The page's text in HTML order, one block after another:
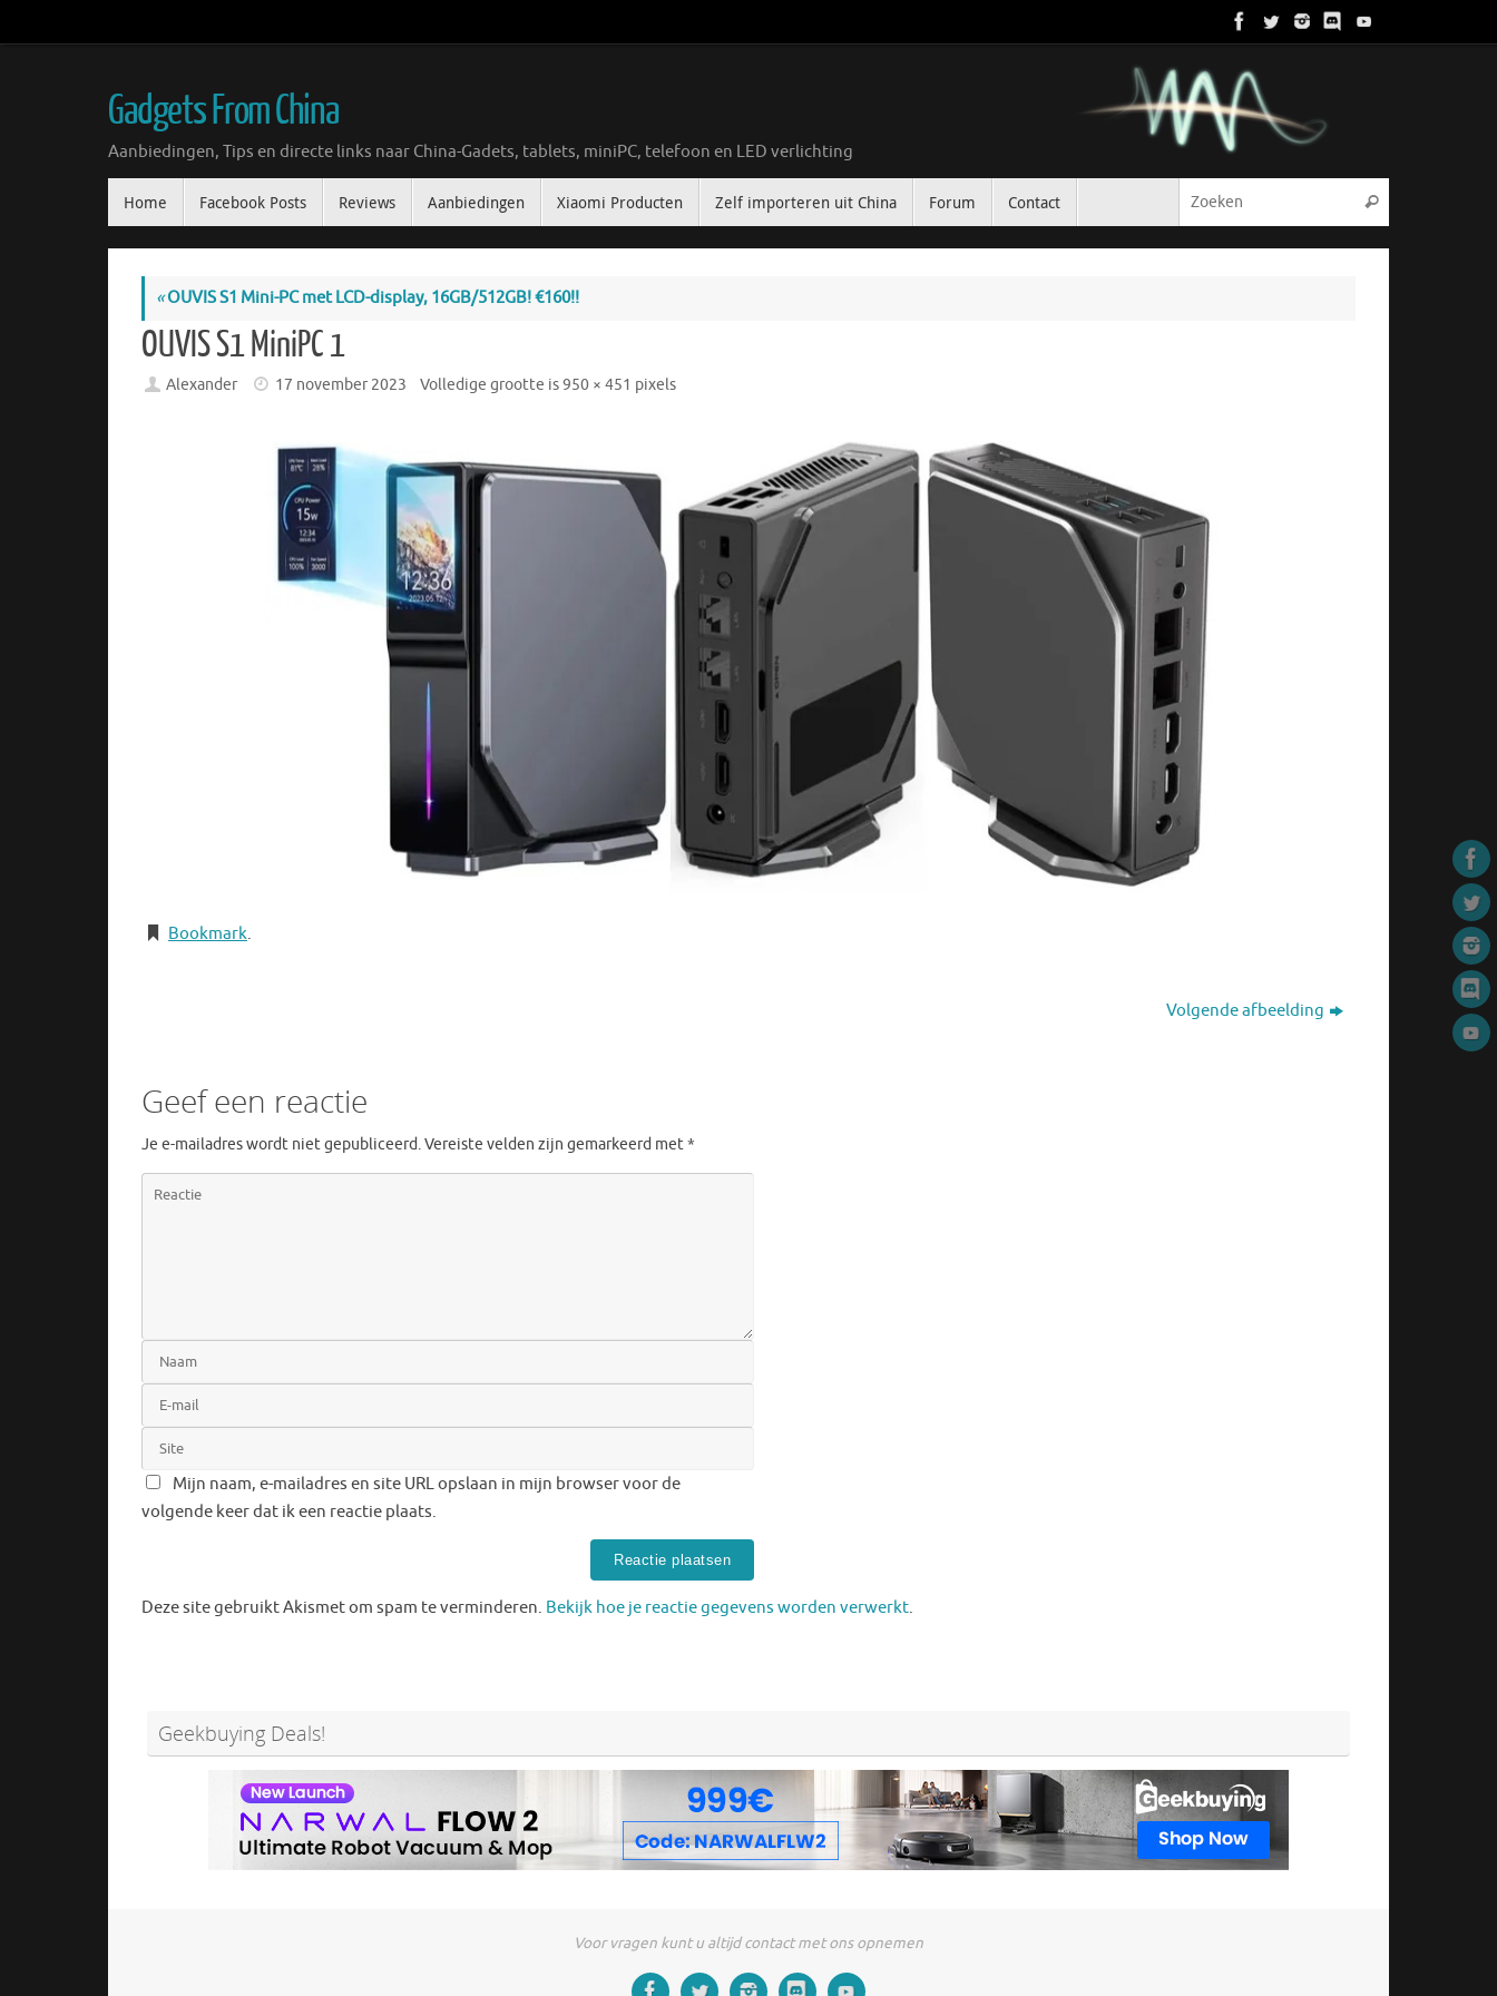
naar
Gadgets From China
Aanbiedingen, Tips en directe links naar China-Gadets, tablets, miniPC, telefoon en LED verlichting
naarHome Facebook Posts Reviews Aanbiedingen Xiaomi Producten Zelf importeren uit China Forum Contact Zoeken
«OUVIS S1 Mini-PC met LCD-display, 16GB/512GB! €160!!
OUVIS S1 MiniPC 1
Alexander 17 november 2023 Volledige grootte is950 × 451 pixels
Bookmark.
Volgende afbeelding
Geef een reactie
Je e-mailadres wordt niet gepubliceerd.Vereiste velden zijn gemarkeerd met*
Mijn naam, e-mailadres en site URL opslaan in mijn browser voor de
volgende keer dat ik een reactie plaats.
Deze site gebruikt Akismet om spam te verminderen. Bekijk hoe je reactie gegevens worden verwerkt.
Geekbuying Deals!
Voor vragen kunt u altijd contact met ons opnemen